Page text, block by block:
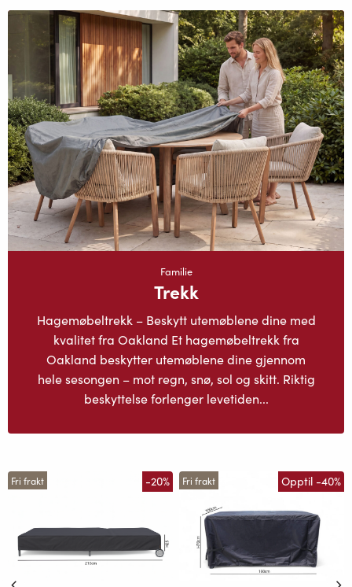
Familie
Trekk
Hagemøbeltrekk – Beskytt utemøblene dine med
kvalitet fra Oakland Et hagemøbeltrekk fra
Oakland beskytter utemøblene dine gjennom
hele sesongen – mot regn, snø, sol og skitt. Riktig
beskyttelse forlenger levetiden...
Fri frakt -20% Fri frakt Opptil -40%